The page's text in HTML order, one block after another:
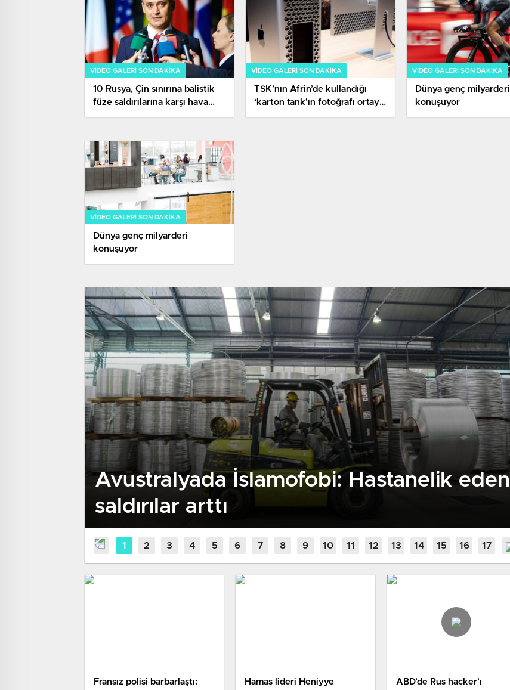
VIDEO GALERI SON DAKİKA
10 Rusya, Çin sınırına balistik
füze saldırılarına karşı hava
savunma sistemleri kurdu
VIDEO GALERI SON DAKİKA
TSK’nın Afrin’de kullandığı
‘karton tank’ın fotoğrafı ortaya
çıktı
VIDEO GALERI SON DAKİKA
Dünya genç milyarderi
konuşuyor
VIDEO GALERI SON DAKİKA
Dünya genç milyarderi
konuşuyor
Avustralyada İslamofobi: Hastanelik eden
saldırılar arttı
Fransız polisi barbarlaştı:
Hamas lideri Heniyye
ABD’de Rus hacker’ı